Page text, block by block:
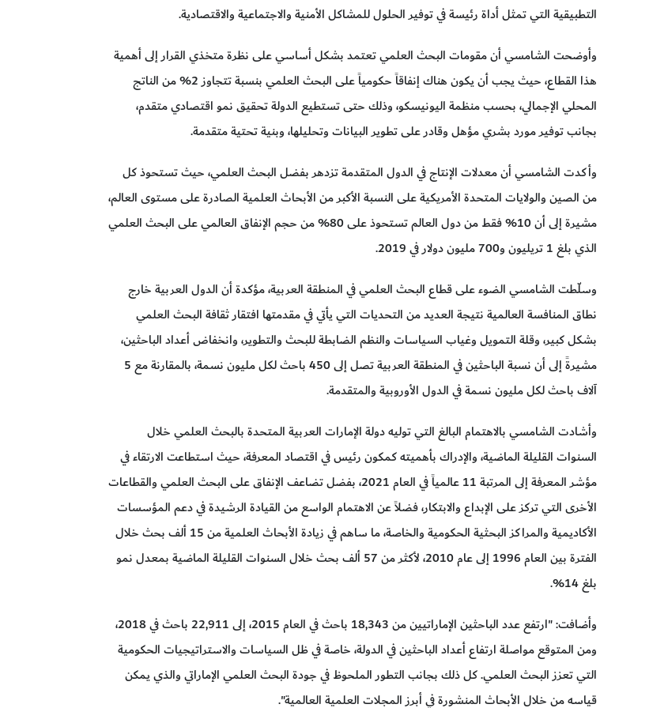
التطبيقية التي تمثل أداة رئيسة في توفير الحلول للمشاكل الأمنية والاجتماعية والاقتصادية.
وأوضحت الشامسي أن مقومات البحث العلمي تعتمد بشكل أساسي على نظرة متخذي القرار إلى أهمية
هذا القطاع، حيث يجب أن يكون هناك إنفاقاً حكومياً على البحث العلمي بنسبة تتجاوز 2% من الناتج
المحلي الإجمالي، بحسب منظمة اليونيسكو، وذلك حتى تستطيع الدولة تحقيق نمو اقتصادي متقدم،
بجانب توفير مورد بشري مؤهل وقادر على تطوير البيانات وتحليلها، وبنية تحتية متقدمة.
وأكدت الشامسي أن معدلات الإنتاج في الدول المتقدمة تزدهر بفضل البحث العلمي، حيث تستحوذ كل
من الصين والولايات المتحدة الأمريكية على النسبة الأكبر من الأبحاث العلمية الصادرة على مستوى العالم،
مشيرة إلى أن 10% فقط من دول العالم تستحوذ على 80% من حجم الإنفاق العالمي على البحث العلمي
الذي بلغ 1 تريليون و700 مليون دولار في 2019.
وسلّطت الشامسي الضوء على قطاع البحث العلمي في المنطقة العربية، مؤكدة أن الدول العربية خارج
نطاق المنافسة العالمية نتيجة العديد من التحديات التي يأتي في مقدمتها افتقار ثقافة البحث العلمي
بشكل كبير، وقلة التمويل وغياب السياسات والنظم الضابطة للبحث والتطوير، وانخفاض أعداد الباحثين،
مشيرةً إلى أن نسبة الباحثين في المنطقة العربية تصل إلى 450 باحث لكل مليون نسمة، بالمقارنة مع 5
آلاف باحث لكل مليون نسمة في الدول الأوروبية والمتقدمة.
وأشادت الشامسي بالاهتمام البالغ التي توليه دولة الإمارات العربية المتحدة بالبحث العلمي خلال
السنوات القليلة الماضية، والإدراك بأهميته كمكون رئيس في اقتصاد المعرفة، حيث استطاعت الارتقاء في
مؤشر المعرفة إلى المرتبة 11 عالمياً في العام 2021، بفضل تضاعف الإنفاق على البحث العلمي والقطاعات
الأخرى التي تركز على الإبداع والابتكار، فضلاً عن الاهتمام الواسع من القيادة الرشيدة في دعم المؤسسات
الأكاديمية والمراكز البحثية الحكومية والخاصة، ما ساهم في زيادة الأبحاث العلمية من 15 ألف بحث خلال
الفترة بين العام 1996 إلى عام 2010، لأكثر من 57 ألف بحث خلال السنوات القليلة الماضية بمعدل نمو
بلغ 14%.
وأضافت: "ارتفع عدد الباحثين الإماراتيين من 18,343 باحث في العام 2015، إلى 22,911 باحث في 2018،
ومن المتوقع مواصلة ارتفاع أعداد الباحثين في الدولة، خاصة في ظل السياسات والاستراتيجيات الحكومية
التي تعزز البحث العلمي. كل ذلك بجانب التطور الملحوظ في جودة البحث العلمي الإماراتي والذي يمكن
قياسه من خلال الأبحاث المنشورة في أبرز المجلات العلمية العالمية".